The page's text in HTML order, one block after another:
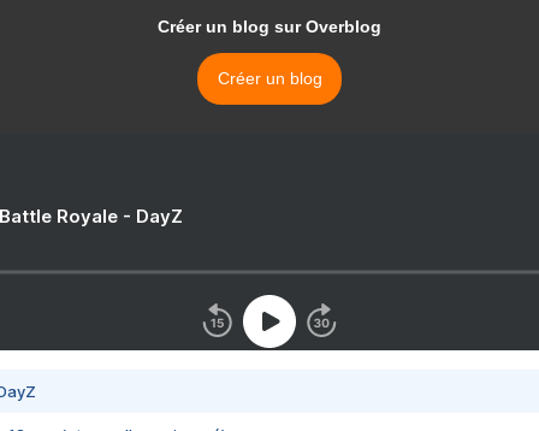
Créer un blog sur Overblog
Créer un blog
Royale - DayZ